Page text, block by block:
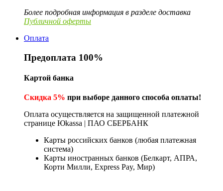
Более подробная информация в разделе доставка
Публичной оферты
Оплата
Предоплата 100%
Картой банка
Скидка 5% при выборе данного способа оплаты!
Оплата осуществляется на защищенной платежной
странице Юkassa | ПАО СБЕРБАНК
Карты российских банков (любая платежная
система)
Карты иностранных банков (Белкарт, АПРА,
Корти Милли, Express Pay, Мир)